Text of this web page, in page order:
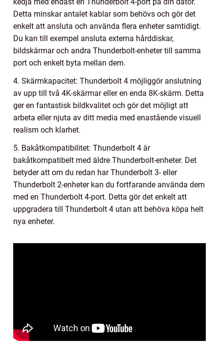
Detta minskar antalet kablar som behövs och gör det
enkelt att ansluta och använda flera enheter samtidigt.
Du kan till exempel ansluta externa hårddiskar,
bildskärmar och andra Thunderbolt-enheter till samma
port och enkelt byta mellan dem.
4. Skärmkapacitet: Thunderbolt 4 möjliggör anslutning
av upp till två 4K-skärmar eller en enda 8K-skärm. Detta
ger en fantastisk bildkvalitet och gör det möjligt att
arbeta eller njuta av ditt media med enastående visuell
realism och klarhet.
5. Bakåtkompatibilitet: Thunderbolt 4 är
bakåtkompatibelt med äldre Thunderbolt-enheter. Det
betyder att om du redan har Thunderbolt 3- eller
Thunderbolt 2-enheter kan du fortfarande använda dem
med en Thunderbolt 4-port. Detta gör det enkelt att
uppgradera till Thunderbolt 4 utan att behöva köpa helt
nya enheter.